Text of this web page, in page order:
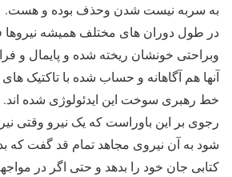
به سربه نیست شدن وحذف بوده و هست.
در طول دوران های مختلف همیشه نیروها
وبراحتی خونشان ریخته شده و پایمال و
آنها هم آگاهانه و حساب شده با تاکتیک
خط رهبری سوخت این ایدئولوژی شده اند.
رجوی بر این باوراست که یک نیرو وقتی
شود به آن نیروی مجاهد تمام قد گفت که
کتابی جان خود را بدهد و حتی اگر در